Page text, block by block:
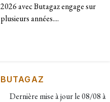
2026 avec Butagaz engage sur
plusieurs années....
BUTAGAZ
Dernière mise à jour le08/08 à